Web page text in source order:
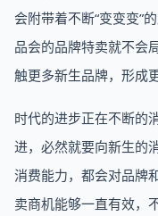
会附带着不断“变变变”
品会的品牌特卖就不会
触更多新生品牌，形成
时代的进步正在不断的
进，必然就要向新生的
消费能力，都会对品牌
卖商机能够一直有效，